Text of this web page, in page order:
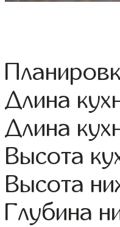
Длина
Длина
Высота
Высота
Глубина